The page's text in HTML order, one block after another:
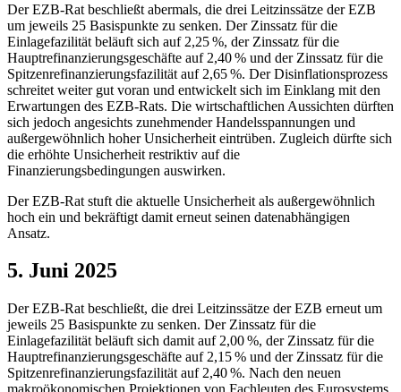
DerEZB-Rat beschließt abermals, die drei Leitzinssätze derEZB
um jeweils 25 Basispunkte zu senken. Der Zinssatz für die
Einlagefazilität beläuft sich auf 2,25 %, der Zinssatz für die
Hauptrefinanzierungsgeschäfte auf 2,40 % und der Zinssatz für die
Spitzenrefinanzierungsfazilität auf 2,65 %. Der Disinflationsprozess
schreitet weiter gut voran und entwickelt sich im Einklang mit den
Erwartungen des EZB-Rats. Die wirtschaftlichen Aussichten dürften
sich jedoch angesichts zunehmender Handelsspannungen und
außergewöhnlich hoher Unsicherheit eintrüben. Zugleich dürfte sich
die erhöhte Unsicherheit restriktiv auf die
Finanzierungsbedingungen auswirken.
DerEZB-Rat stuft die aktuelle Unsicherheit als außergewöhnlich
hoch ein und bekräftigt damit erneut seinen datenabhängigen
Ansatz.
5. Juni 2025
DerEZB-Rat beschließt, die drei Leitzinssätze derEZB erneut um
jeweils 25 Basispunkte zu senken. Der Zinssatz für die
Einlagefazilität beläuft sich damit auf 2,00 %, der Zinssatz für die
Hauptrefinanzierungsgeschäfte auf 2,15 % und der Zinssatz für die
Spitzenrefinanzierungsfazilität auf 2,40 %. Nach den neuen